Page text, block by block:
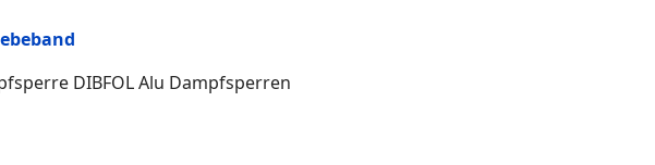
DIBFOL Alu Dampfsperren